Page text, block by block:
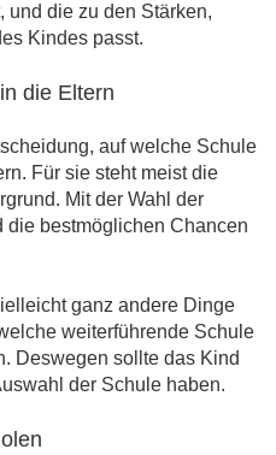
und die zu den Stärken,
Kindes passt.
die Eltern
auf welche Schule
Für sie steht meist die
Mit der Wahl der
bestmöglichen Chancen
ganz andere Dinge
weiterführende Schule
Deswegen sollte das Kind
der Schule haben.